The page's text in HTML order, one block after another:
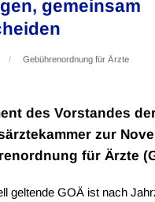
gemeinsam
Gebührenordnung für Ärzte
des Vorstandes
zur
für Ärzte
geltende GOÄ ist nach